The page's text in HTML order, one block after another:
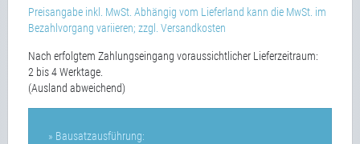
Preisangabe inkl. MwSt. Abhängig vom Lieferland kann die MwSt. im
Bezahlvorgang variieren; zzgl. Versandkosten
Nach erfolgtem Zahlungseingang voraussichtlicher Lieferzeitraum:
2 bis 4 Werktage.
(Ausland abweichend)
» Bausatzausführung: